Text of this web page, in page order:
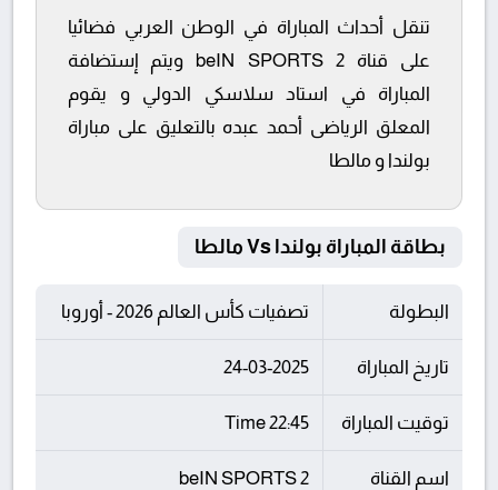
تنقل أحداث المباراة في الوطن العربي فضائيا
على قناة beIN SPORTS 2 ويتم إستضافة
المباراة في استاد سلاسكي الدولي و يقوم
المعلق الرياضى أحمد عبده بالتعليق على مباراة
بولندا و مالطا
بطاقة المباراة بولندا Vs مالطا
البطولة تصفيات كأس العالم 2026 - أوروبا
تاريخ المباراة 24-03-2025
توقيت المباراة 22:45 Time
اسم القناة beIN SPORTS 2